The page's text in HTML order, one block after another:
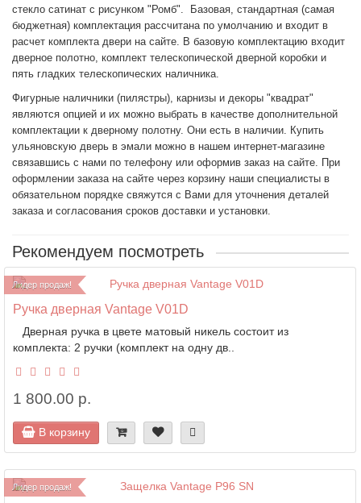
стекло сатинат с рисунком "Ромб".
Базовая, стандартная (самая
бюджетная) комплектация рассчитана по умолчанию и входит в
расчет комплекта двери на сайте. В базовую комплектацию входит
дверное полотно, комплект телескопической дверной коробки и
пять гладких телескопических наличника.
Фигурные наличники (пилястры), карнизы и декоры "квадрат"
являются опцией и их можно выбрать в качестве дополнительной
комплектации к дверному полотну. Они есть в наличии. Купить
ульяновскую дверь в эмали можно в нашем интернет-магазине
связавшись с нами по телефону или оформив заказ на сайте. При
оформлении заказа на сайте через корзину наши специалисты в
обязательном порядке свяжутся с Вами для уточнения деталей
заказа и согласования сроков доставки и установки.
Рекомендуем посмотреть
Лидер продаж!
Ручка дверная Vantage V01D
Дверная ручка в цвете матовый никель состоит из
комплекта: 2 ручки (комплект на одну дв..
1 800.00 р.
В корзину
Лидер продаж!